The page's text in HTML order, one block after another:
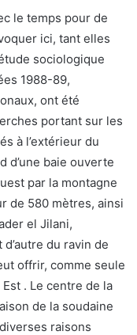
le temps pour de
ici, tant elles
sociologique
1988-89,
ont été
portant sur les
à l’extérieur du
d’une baie ouverte
par la montagne
de 580 mètres, ainsi
el Jilani,
du ravin de
offrir, comme seule
. Le centre de la
de la soudaine
raisons